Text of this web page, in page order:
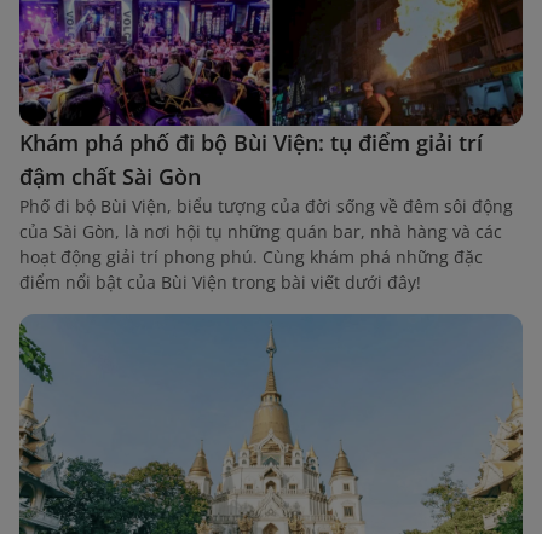
Khám phá phố đi bộ Bùi Viện: tụ điểm giải trí
đậm chất Sài Gòn
Phố đi bộ Bùi Viện, biểu tượng của đời sống về đêm sôi động
của Sài Gòn, là nơi hội tụ những quán bar, nhà hàng và các
hoạt động giải trí phong phú. Cùng khám phá những đặc
điểm nổi bật của Bùi Viện trong bài viết dưới đây!